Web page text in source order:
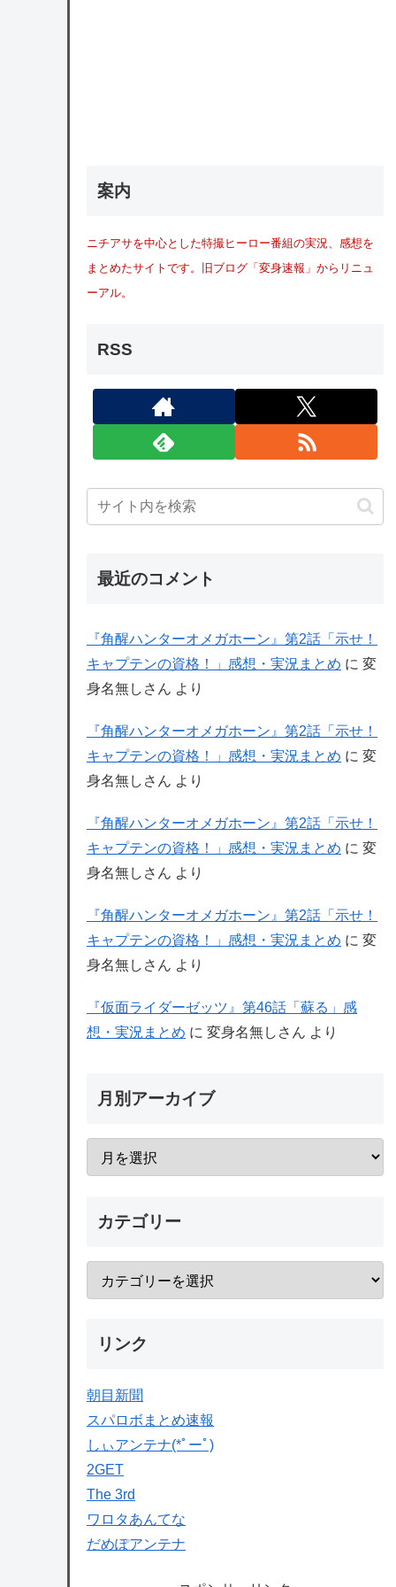
案内
ニチアサを中心とした特撮ヒーロー番組の実況、感想を
まとめたサイトです。旧ブログ「変身速報」からリニュ
ーアル。
RSS
最近のコメント
『角醒ハンターオメガホーン』第2話「示せ！
キャプテンの資格！」感想・実況まとめ に 変
身名無しさん より
『角醒ハンターオメガホーン』第2話「示せ！
キャプテンの資格！」感想・実況まとめ に 変
身名無しさん より
『角醒ハンターオメガホーン』第2話「示せ！
キャプテンの資格！」感想・実況まとめ に 変
身名無しさん より
『角醒ハンターオメガホーン』第2話「示せ！
キャプテンの資格！」感想・実況まとめ に 変
身名無しさん より
『仮面ライダーゼッツ』第46話「蘇る」感
想・実況まとめ に 変身名無しさん より
月別アーカイブ
カテゴリー
リンク
朝目新聞
スパロボまとめ速報
しぃアンテナ(*ﾟーﾟ)
2GET
The 3rd
ワロタあんてな
だめぽアンテナ